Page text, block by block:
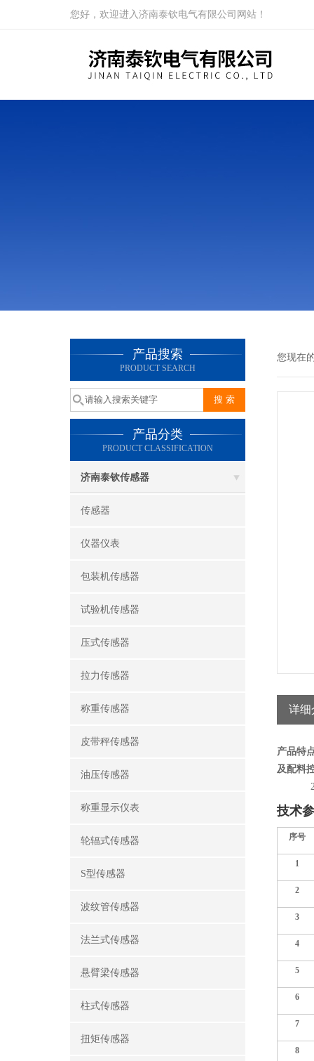
您好，欢迎进入济南泰钦电气有限公司网站！
产品搜索
PRODUCT SEARCH
产品分类
PRODUCT CLASSIFICATION
济南泰钦传感器
传感器
仪器仪表
包装机传感器
试验机传感器
压式传感器
拉力传感器
称重传感器
皮带秤传感器
油压传感器
称重显示仪表
轮辐式传感器
S型传感器
波纹管传感器
法兰式传感器
悬臂梁传感器
柱式传感器
扭矩传感器
您现在
详细
产品特
及配料
技术
序号
1
2
3
4
5
6
7
8